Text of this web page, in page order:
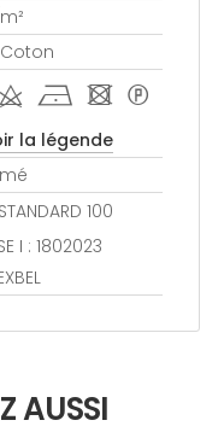
Coton
h - *
la légende
STANDARD 100
I : 1802023
AUSSI